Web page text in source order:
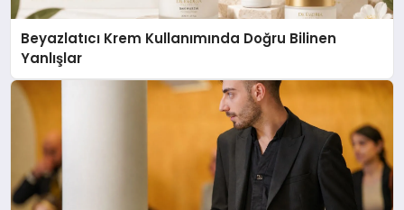
Beyazlatıcı Krem Kullanımında Doğru Bilinen
Yanlışlar